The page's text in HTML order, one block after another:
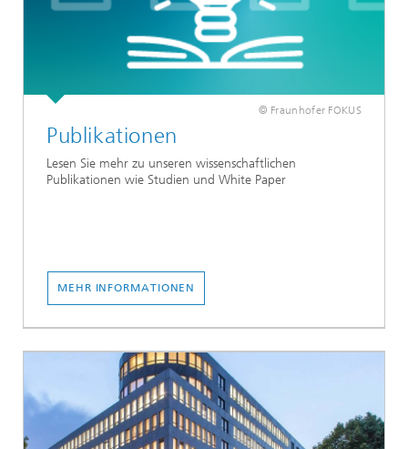
© Fraunhofer FOKUS
Publikationen
Lesen Sie mehr zu unseren wissenschaftlichen
Publikationen wie Studien und White Paper
MEHR INFORMATIONEN